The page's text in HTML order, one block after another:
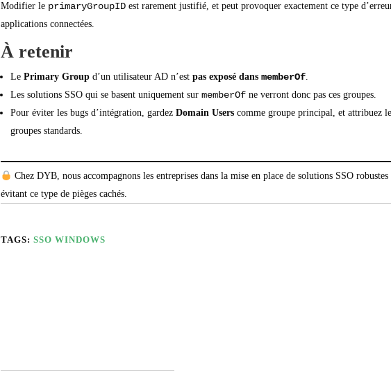
Modifier le primaryGroupID est rarement justifié, et peut provoquer exactement ce type
applications connectées.
À retenir
LePrimary Group d’un utilisateur AD n’estpas exposé dansmemberOf.
Les solutions SSO qui se basent uniquement surmemberOf ne verront donc pas ces groupes.
Pour éviter les bugs d’intégration, gardezDomain Users comme groupe principal, et attribuez
groupes standards.
Chez DYB, nous accompagnons les entreprises dans la mise en place de solutions SSO robustes
évitant ce type de pièges cachés.
TAGS:SSO WINDOWS